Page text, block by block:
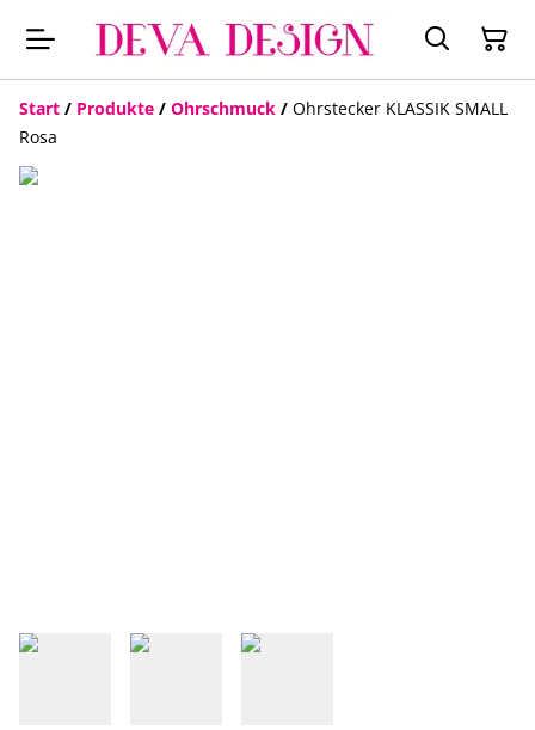
Start / Produkte / Ohrschmuck / Ohrstecker KLASSIK SMALL
Rosa